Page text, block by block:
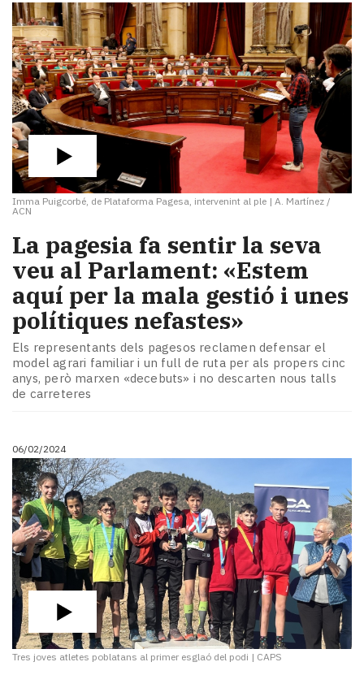
Imma Puigcorbé, de Plataforma Pagesa, intervenint al ple | A. Martínez /
ACN
La pagesia fa sentir la seva
veu al Parlament: «Estem
aquí per la mala gestió i unes
polítiques nefastes»
Els representants dels pagesos reclamen defensar el
model agrari familiar i un full de ruta per als propers cinc
anys, però marxen «decebuts» i no descarten nous talls
de carreteres
06/02/2024
Tres joves atletes poblatans al primer esglaó del podi | CAPS